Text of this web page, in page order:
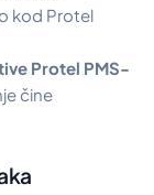
kod Protel
Protel PMS-
čine